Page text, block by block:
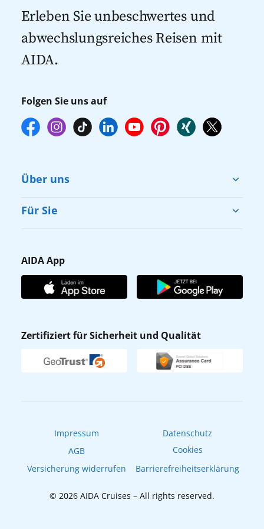
mehr zur Verfügung stehen. Deshalb
Ihrer Lieblingsausflüge vor Reisebeginn
online über myAIDA vorzunehmen.
Kreuzfahrten 2027
Erleben Sie unbeschwertes und
abwechslungsreiches Reisen mit
AIDA.
Folgen Sie uns auf
Über uns
Cruise & Help
Karriere
Affiliateprogramm
Verhaltens- & Ethikkodex
Newsletter
Für Sie
Gästefragebogen
AIDA Club
AIDA App
Zertifiziert für Sicherheit und Qualität
Impressum
Datenschutz
AGB
Cookies
Versicherung widerrufen
Barrierefreiheitserklärung
© 2026 AIDA Cruises – All rights reserved.